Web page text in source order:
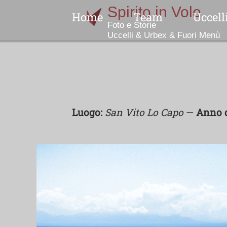
Home Team
Indice
Luogo: San Vito Lo Capo— Anno